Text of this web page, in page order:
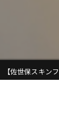
【佐世保スキン